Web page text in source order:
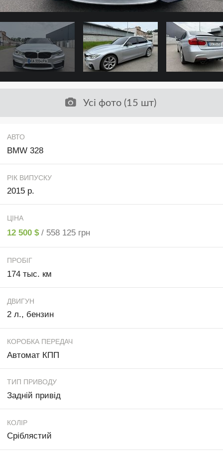
Усі фото (15 шт)
АВТО
BMW 328
РІК ВИПУСКУ
2015 р.
ЦІНА
12 500 $ / 558 125 грн
ПРОБІГ
174 тыс. км
ДВИГУН
2 л., бензин
КОРОБКА ПЕРЕДАЧ
Автомат КПП
ТИП ПРИВОДУ
Задній привід
КОЛІР
Сріблястий